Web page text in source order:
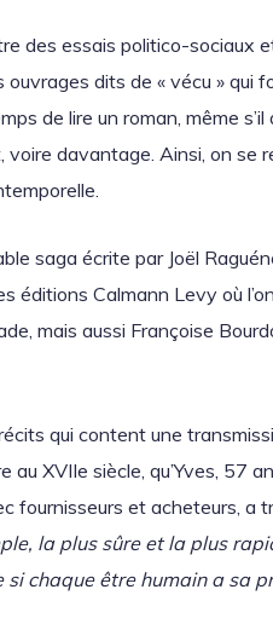
des essais politico-sociaux
ouvrages dits de « vécu » qui
de lire un roman, même s’il
davantage. Ainsi, on se
saga écrite par Joël
éditions Calmann Levy où
mais aussi Françoise
qui content une
XVIIe siècle, qu’Yves, 57
fournisseurs et acheteurs, a
la plus sûre et la plus
chaque être humain a sa